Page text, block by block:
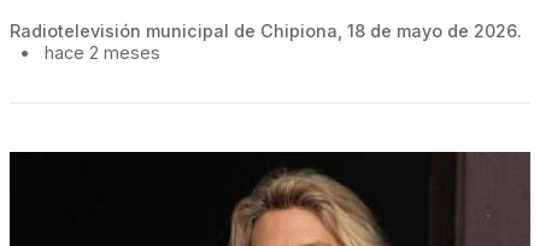
Radiotelevisión municipal de Chipiona, 18 de mayo de 2026.
•
hace 2 meses